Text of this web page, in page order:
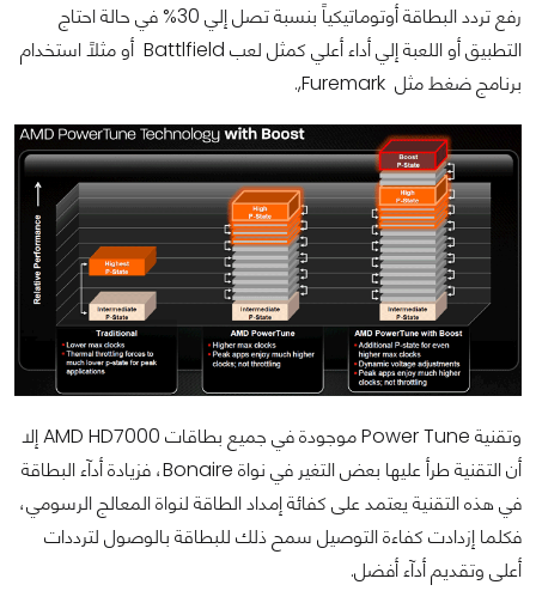
رفع تردد البطاقة أوتوماتيكياً بنسبة تصل إلي 30% في حالة احتاج
التطبيق أو اللعبة إلي أداء أعلي كمثل لعب Battlfield أو مثلاً استخدام
برنامج ضغط مثل Furemark
,.
وتقنية Power Tune موجودة في جميع بطاقات AMD HD7000 إلا
أن التقنية طرأ عليها بعض التغير في نواة
Bonaire، فزيادة أدآء البطاقة
في هذه التقنية يعتمد على كفائة إمداد الطاقة لنواة المعالج الرسومي،
فكلما إزدادت كفاءة التوصيل سمح ذلك للبطاقة بالوصول لترددات
أعلى وتقديم أدآء أفضل.